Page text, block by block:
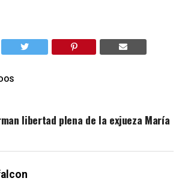
libertad plena de la exjueza María